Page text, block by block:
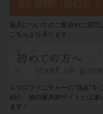
家具についてのご要望やご質問
こちらより承ります。
エコロファニチャーの"強み"を
紹介。他の家具卸サイトとは違
ます！